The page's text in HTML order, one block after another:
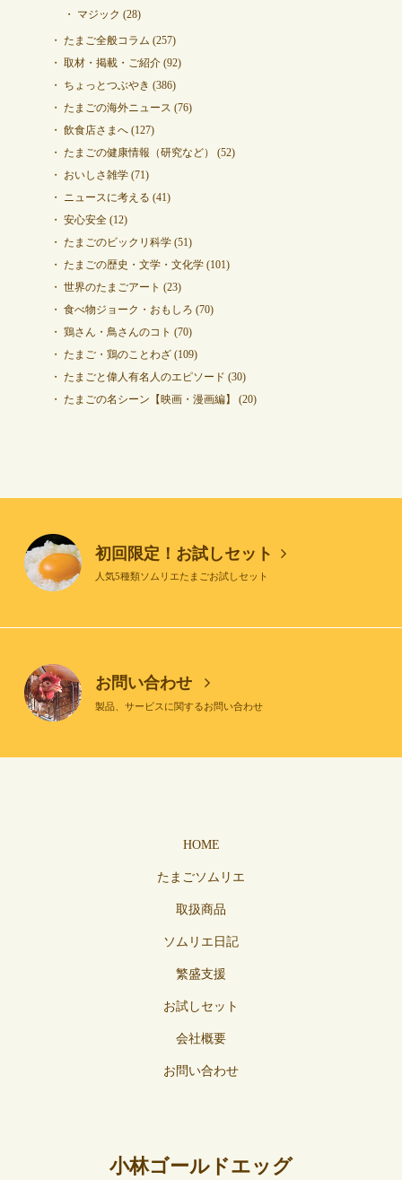
マジック (28)
たまご全般コラム (257)
取材・掲載・ご紹介(92)
ちょっとつぶやき (386)
たまごの海外ニュース (76)
飲食店さまへ(127)
たまごの健康情報（研究など）
(52)
おいしさ雑学(71)
ニュースに考える (41)
安心安全(12)
たまごのビックリ科学(51)
たまごの歴史・文学・文化学(101)
世界のたまごアート (23)
食べ物ジョーク・おもしろ (70)
鶏さん・鳥さんのコト (70)
たまご・鶏のことわざ(109)
たまごと偉人有名人のエピソード (30)
たまごの名シーン【映画・漫画編】
(20)
初回限定！お試しセット
人気5種類ソムリエたまごお試しセット
お問い合わせ
製品、サービスに関するお問い合わせ
HOME
たまごソムリエ
取扱商品
ソムリエ日記
繁盛支援
お試しセット
会社概要
お問い合わせ
小林ゴールドエッグ